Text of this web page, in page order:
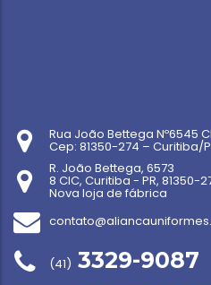
Rua João Bettega Nº6545
Cep: 81350-274 – Curitiba/
R. João Bettega, 6573
8 CIC, Curitiba - PR, 81350-
Nova loja de fábrica
(41) 3329-9087